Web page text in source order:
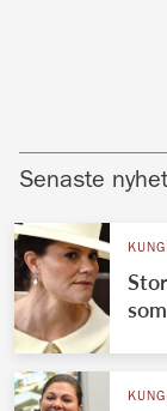
Senaste